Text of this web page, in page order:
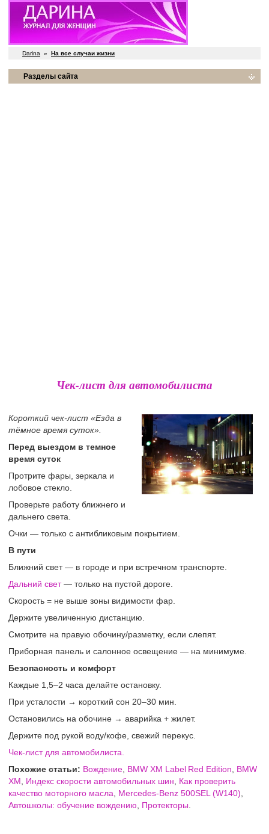
Darina » На все случаи жизни
Разделы сайта
Чек-лист для автомобилиста
Короткий чек-лист «Езда в
тёмное время суток».
Перед выездом в темное
время суток
Протрите фары, зеркала и
лобовое стекло.
Проверьте работу ближнего и
дальнего света.
Очки — только с антибликовым покрытием.
В пути
Ближний свет — в городе и при встречном транспорте.
Дальний свет— только на пустой дороге.
Скорость = не выше зоны видимости фар.
Держите увеличенную дистанцию.
Смотрите на правую обочину/разметку, если слепят.
Приборная панель и салонное освещение — на минимуме.
Безопасность и комфорт
Каждые 1,5–2 часа делайте остановку.
При усталости → короткий сон 20–30 мин.
Остановились на обочине → аварийка + жилет.
Держите под рукой воду/кофе, свежий перекус.
Чек-лист для автомобилиста.
Похожие статьи: Вождение BMW XM Label Red Edition
BMW
XM
Индекс скорости автомобильных шин
Как проверить
качество моторного масла
Mercedes-Benz 500SEL (W140)
Автошколы: обучение вождению
Протекторы